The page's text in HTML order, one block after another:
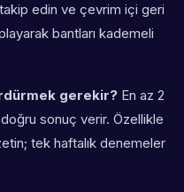
takip edin ve çevrim içi geri
bantları kademeli
gerekir? En az 2
sonuç verir. Özellikle
tek haftalık denemeler